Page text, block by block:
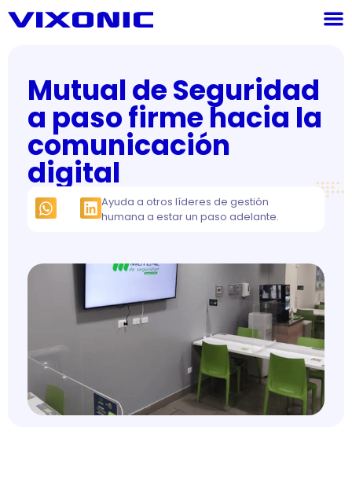
Mutual de Seguridad
a paso firme hacia la
comunicación
digital
Ayuda a otros líderes de gestión
humana a estar un paso adelante.